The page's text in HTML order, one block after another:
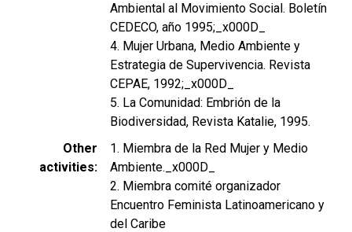
Ambiental al Movimiento Social. Boletín
CEDECO, año 1995;_x000D_
4. Mujer Urbana, Medio Ambiente y
Estrategia de Supervivencia. Revista
CEPAE, 1992;_x000D_
5. La Comunidad: Embrión de la
Biodiversidad, Revista Katalie, 1995.
Other
activities
1. Miembra de la Red Mujer y Medio
Ambiente._x000D_
2. Miembra comité organizador
Encuentro Feminista Latinoamericano y
del Caribe